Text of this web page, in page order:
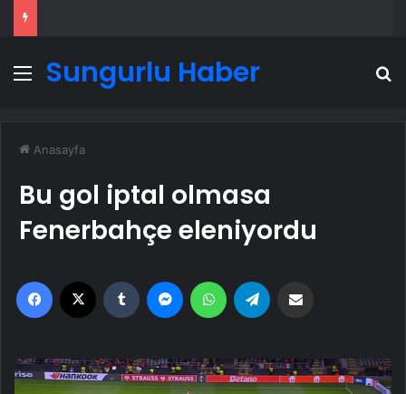
Menü
Sungurlu Haber
Anasayfa
Bu gol iptal olmasa
Fenerbahçe eleniyordu
Facebook Tumblr MessengerWhatsApp